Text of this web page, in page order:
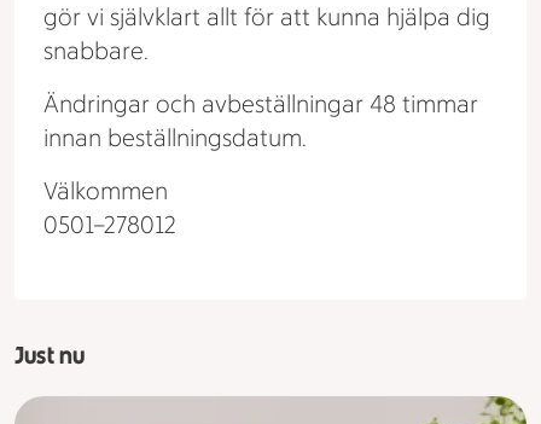
gör vi självklart allt för att kunna hjälpa dig
snabbare.
Ändringar och avbeställningar 48 timmar
innan beställningsdatum.
Välkommen
0501–278012
Just nu